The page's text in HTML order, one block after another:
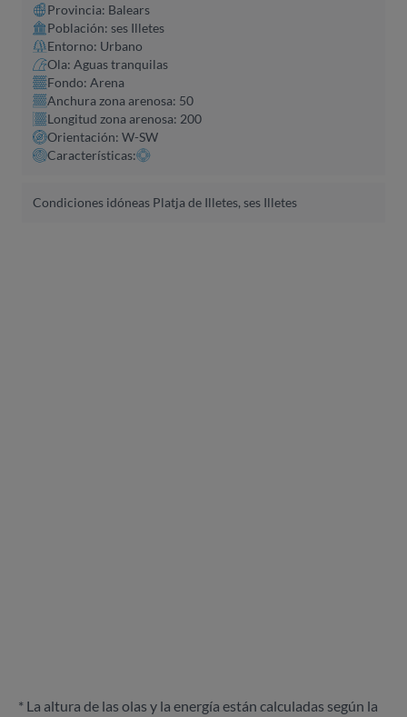
Provincia: Balears
Población: ses Illetes
Entorno: Urbano
Ola: Aguas tranquilas
Fondo: Arena
Anchura zona arenosa: 50
Longitud zona arenosa: 200
Orientación: W-SW
Características:
Condiciones idóneas Platja de Illetes, ses Illetes
* La altura de las olas y la energía están calculadas según la